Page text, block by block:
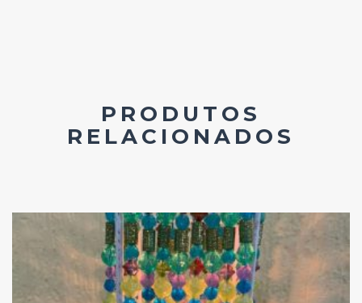
PRODUTOS
RELACIONADOS